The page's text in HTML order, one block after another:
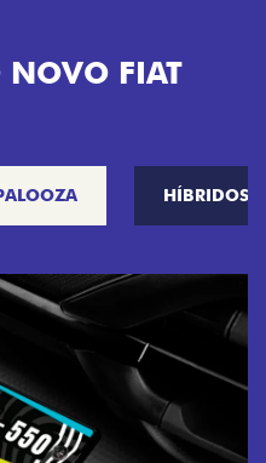
NOVO FIAT
HÍBRIDOS